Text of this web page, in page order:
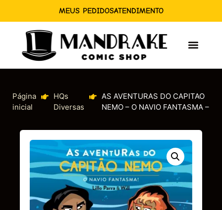
MEUS PEDIDOSATENDIMENTO
Página
inicial
HQs
Diversas
AS AVENTURAS DO CAPITAO
NEMO – O NAVIO FANTASMA –